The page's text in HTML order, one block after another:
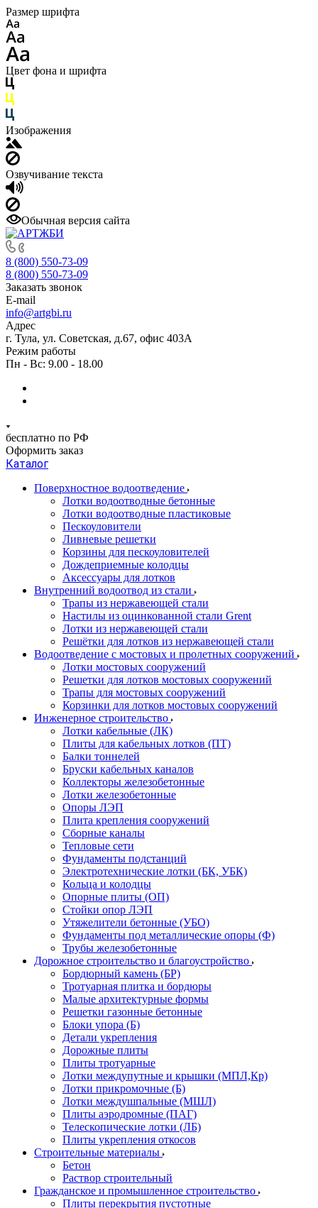
Размер шрифта
Цвет фона и шрифта
Изображения
Озвучивание текста
Обычная версия сайта
8 (800) 550-73-09
8 (800) 550-73-09
Заказать звонок
E-mail
info@artgbi.ru
Адрес
г. Тула, ул. Советская, д.67, офис 403А
Режим работы
Пн - Вс: 9.00 - 18.00
бесплатно по РФ
Оформить заказ
Каталог
Поверхностное водоотведение
Лотки водоотводные бетонные
Лотки водоотводные пластиковые
Пескоуловители
Ливневые решетки
Корзины для пескоуловителей
Дождеприемные колодцы
Аксессуары для лотков
Внутренний водоотвод из стали
Трапы из нержавеющей стали
Настилы из оцинкованной стали Grent
Лотки из нержавеющей стали
Решётки для лотков из нержавеющей стали
Водоотведение с мостовых и пролетных сооружений
Лотки мостовых сооружений
Решетки для лотков мостовых сооружений
Трапы для мостовых сооружений
Корзинки для лотков мостовых сооружений
Инженерное строительство
Лотки кабельные (ЛК)
Плиты для кабельных лотков (ПТ)
Балки тоннелей
Бруски кабельных каналов
Коллекторы железобетонные
Лотки железобетонные
Опоры ЛЭП
Плита крепления сооружений
Сборные каналы
Тепловые сети
Фундаменты подстанций
Электротехнические лотки (БК, УБК)
Кольца и колодцы
Опорные плиты (ОП)
Стойки опор ЛЭП
Утяжелители бетонные (УБО)
Фундаменты под металлические опоры (Ф)
Трубы железобетонные
Дорожное строительство и благоустройство
Бордюрный камень (БР)
Тротуарная плитка и бордюры
Малые архитектурные формы
Решетки газонные бетонные
Блоки упора (Б)
Детали укрепления
Дорожные плиты
Плиты тротуарные
Лотки междупутные и крышки (МПЛ,Кр)
Лотки прикромочные (Б)
Лотки междушпальные (МШЛ)
Плиты аэродромные (ПАГ)
Телескопические лотки (ЛБ)
Плиты укрепления откосов
Строительные материалы
Бетон
Раствор строительный
Гражданское и промышленное строительство
Плиты перекрытия пустотные